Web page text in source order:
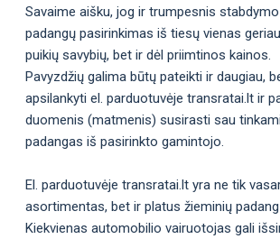
Savaime aišku, jog ir trumpesnis
padangų pasirinkimas iš tiesų vienas
puikių savybių, bet ir dėl priimtinos kainos.
Pavyzdžių galima būtų pateikti ir daugiau,
apsilankyti el. parduotuvėje transratai.lt ir
duomenis (matmenis) susirasti sau
padangas iš pasirinkto gamintojo.
El. parduotuvėje transratai.lt yra ne tik
asortimentas, bet ir platus žieminių
Kiekvienas automobilio vairuotojas gali